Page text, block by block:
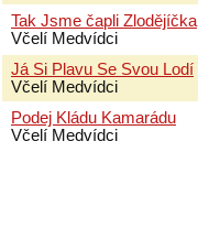
Tak Jsme čapli Zlodějíčka
Včelí Medvídci
Já Si Plavu Se Svou Lodí
Včelí Medvídci
Podej Kládu Kamarádu
Včelí Medvídci